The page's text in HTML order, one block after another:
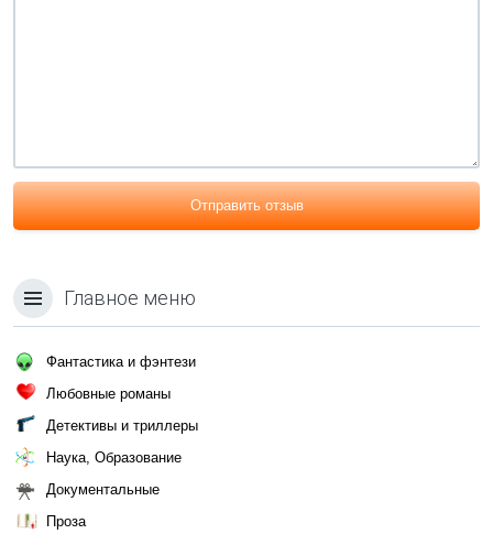
Отправить отзыв
Главное меню
Фантастика и фэнтези
Любовные романы
Детективы и триллеры
Наука, Образование
Документальные
Проза